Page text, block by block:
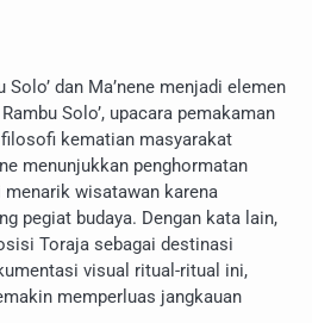
dan Ma’nene menjadi elemen
Solo’, upacara pemakaman
kematian masyarakat
menunjukkan penghormatan
menarik wisatawan karena
pegiat budaya. Dengan kata lain,
Toraja sebagai destinasi
visual ritual-ritual ini,
memperluas jangkauan